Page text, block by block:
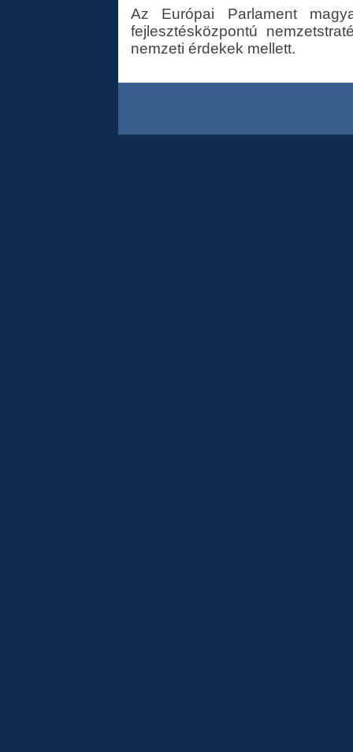
Az Európai Parlament
fejlesztésközpontú
nemzeti érdekek mellett.